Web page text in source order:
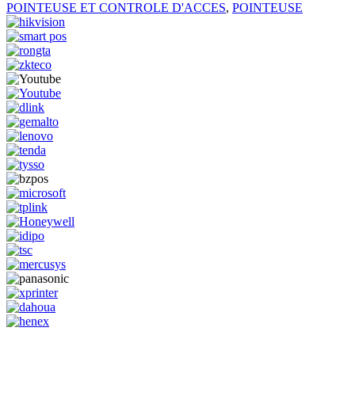
POINTEUSE ET CONTROLE D'ACCES, POINTEUSE